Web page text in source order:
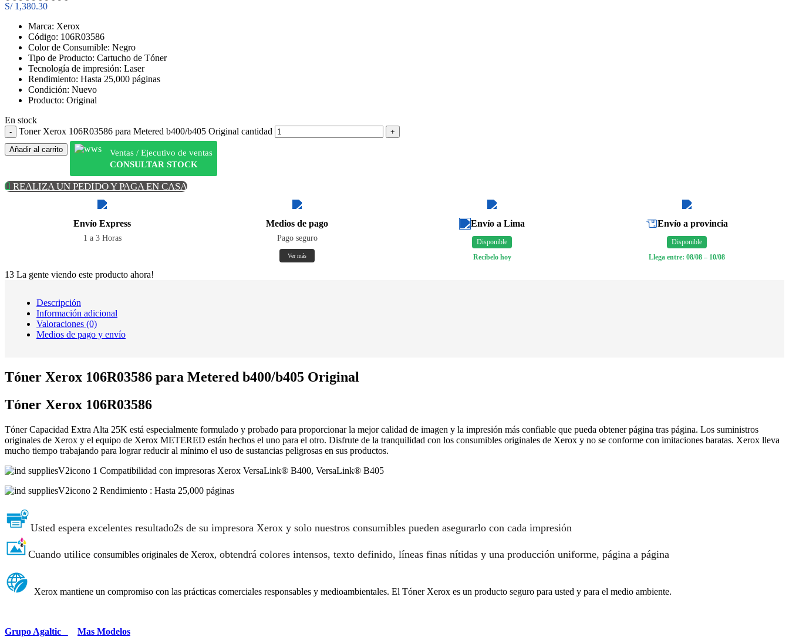
S/1,380.30
Marca: Xerox
Código: 106R03586
Color de Consumible: Negro
Tipo de Producto: Cartucho de Tóner
Tecnología de impresión: Laser
Rendimiento: Hasta 25,000 páginas
Condición: Nuevo
Producto: Original
En stock
Toner Xerox 106R03586 para Metered b400/b405 Original cantidad
Añadir al carrito
Ventas / Ejecutivo de ventas
CONSULTAR STOCK
REALIZA UN PEDIDO Y PAGA EN CASA
Envío Express
1 a 3 Horas
Medios de pago
Pago seguro
Ver más
Envío a Lima
Disponible
Recíbelo hoy
Envío a provincia
Disponible
Llega entre: 08/08 – 10/08
13 La gente viendo este producto ahora!
Descripción
Información adicional
Valoraciones (0)
Medios de pago y envío
Tóner Xerox 106R03586 para Metered b400/b405 Original
Tóner Xerox 106R03586
Tóner Capacidad Extra Alta 25K está especialmente formulado y probado para proporcionar la mejor calidad de imagen y la impresión más confiable que pueda obtener página tras página. Los suministros
originales de Xerox y el equipo de Xerox METERED están hechos el uno para el otro. Disfrute de la tranquilidad con los consumibles originales de Xerox y no se conforme con imitaciones baratas. Xerox lleva
mucho tiempo trabajando para lograr reducir al mínimo el uso de sustancias peligrosas en sus productos.
Compatibilidad con impresoras Xerox VersaLink® B400, VersaLink® B405
Rendimiento : Hasta 25,000 páginas
Usted espera excelentes resultado2s de su impresora Xerox y solo nuestros consumibles pueden asegurarlo con cada impresión
Cuando utilice consumibles originales de Xerox, obtendrá colores intensos, texto definido, líneas finas nítidas y una producción uniforme, página a página
Xerox mantiene un compromiso con las prácticas comerciales responsables y medioambientales. El Tóner Xerox es un producto seguro para usted y para el medio ambiente.
Grupo Agaltic Mas Modelos